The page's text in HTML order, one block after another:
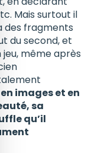
Mais surtout il
des fragments
du second, et
jeu, même après
images et en
sa
qu’il